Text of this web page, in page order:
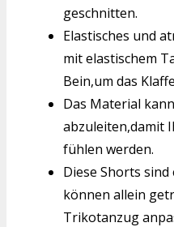
geschnitten.
Elastisches und
mit elastischem
Bein,um das
Das Material
abzuleiten,damit
fühlen werden.
Diese Shorts
können allein
Trikotanzug